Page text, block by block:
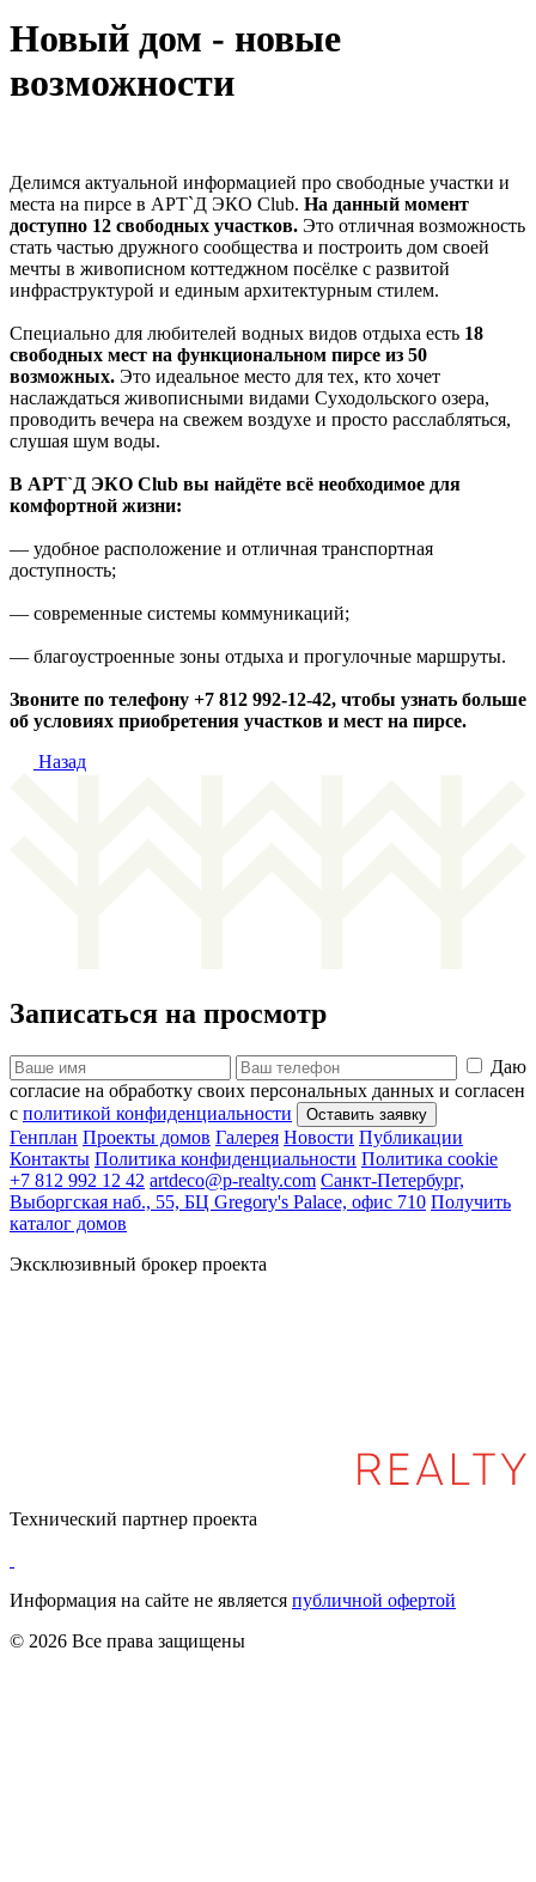
Новый дом - новые
возможности
Делимся актуальной информацией про свободные участки и
места на пирсе в АРТ`Д ЭКО Club. На данный момент
доступно 12 свободных участков. Это отличная возможность
стать частью дружного сообщества и построить дом своей
мечты в живописном коттеджном посёлке с развитой
инфраструктурой и единым архитектурным стилем.
Специально для любителей водных видов отдыха есть 18
свободных мест на функциональном пирсе из 50
возможных. Это идеальное место для тех, кто хочет
наслаждаться живописными видами Суходольского озера,
проводить вечера на свежем воздухе и просто расслабляться,
слушая шум воды.
В АРТ`Д ЭКО Club вы найдёте всё необходимое для
комфортной жизни:
— удобное расположение и отличная транспортная
доступность;
— современные системы коммуникаций;
— благоустроенные зоны отдыха и прогулочные маршруты.
Звоните по телефону +7 812 992-12-42, чтобы узнать больше
об условиях приобретения участков и мест на пирсе.
Назад
Записаться на просмотр
Даю
согласие на обработку своих персональных данных и согласен
с политикой конфиденциальности
Генплан Проекты домов Галерея Новости Публикации
Контакты Политика конфиденциальности Политика cookie
+7 812 992 12 42 artdeco@p-realty.com Санкт-Петербург,
Выборгская наб., 55, БЦ Gregory's Palace, офис 710 Получить
каталог домов
Эксклюзивный брокер проекта
Технический партнер проекта
Информация на сайте не является публичной офертой
© 2026 Все права защищены